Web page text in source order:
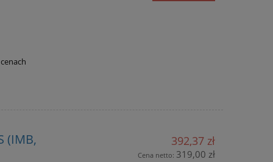
(IMB, 392,37 zł
Cena netto: 319,00 zł